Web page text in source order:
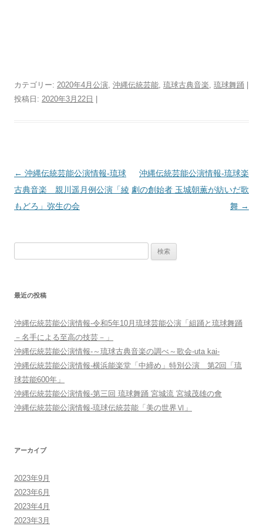
カテゴリー: 2020年4月公演, 沖縄伝統芸能, 琉球古典音楽, 琉球舞踊
投稿日: 2020年3月22日
投
稿
ナ
← 沖縄伝統芸能公演情報-琉球
古典音楽 親川遥月例公演「綾
もどろ」弥生の会
沖縄伝統芸能公演情報-琉球楽
劇の創始者 玉城朝薫が紡いだ歌
舞 →
最近の投稿
沖縄伝統芸能公演情報-令和5年10月琉球芸能公演「組踊と琉球舞踊
－名手による至高の技芸－」
沖縄伝統芸能公演情報-～琉球古典音楽の調べ～歌会-uta kai-
沖縄伝統芸能公演情報-横浜能楽堂「中締め」特別公演 第2回「琉
球芸能600年」
沖縄伝統芸能公演情報-第三回 琉球舞踊 宮城流 宮城茂雄の會
沖縄伝統芸能公演情報-琉球伝統芸能「美の世界Ⅵ」
アーカイブ
2023年9月
2023年6月
2023年4月
2023年3月